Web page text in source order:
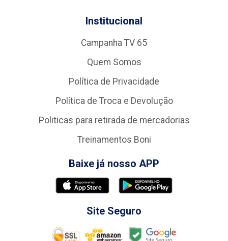
Institucional
Campanha TV 65
Quem Somos
Política de Privacidade
Política de Troca e Devolução
Politicas para retirada de mercadorias
Treinamentos Boni
Baixe já nosso APP
Site Seguro